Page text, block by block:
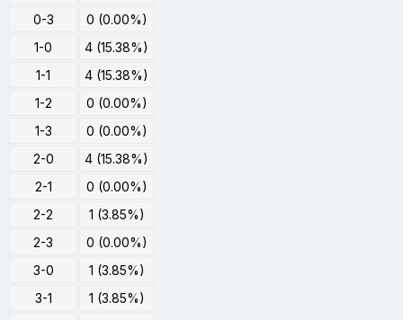
0-3
0 (0.00%)
1-0
4 (15.38%)
1-1
4 (15.38%)
1-2
0 (0.00%)
1-3
0 (0.00%)
2-0
4 (15.38%)
2-1
0 (0.00%)
2-2
1 (3.85%)
2-3
0 (0.00%)
3-0
1 (3.85%)
3-1
1 (3.85%)